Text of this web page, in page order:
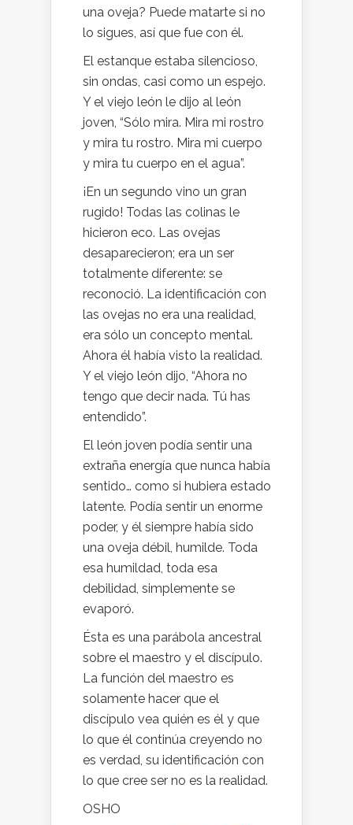
una oveja? Puede matarte si no
lo sigues, así que fue con él.
El estanque estaba silencioso,
sin ondas, casi como un espejo.
Y el viejo león le dijo al león
joven, “Sólo mira. Mira mi rostro
y mira tu rostro. Mira mi cuerpo
y mira tu cuerpo en el agua”.
¡En un segundo vino un gran
rugido! Todas las colinas le
hicieron eco. Las ovejas
desaparecieron; era un ser
totalmente diferente: se
reconoció. La identificación con
las ovejas no era una realidad,
era sólo un concepto mental.
Ahora él había visto la realidad.
Y el viejo león dijo, “Ahora no
tengo que decir nada. Tú has
entendido”.
El león joven podía sentir una
extraña energía que nunca había
sentido… como si hubiera estado
latente. Podía sentir un enorme
poder, y él siempre había sido
una oveja débil, humilde. Toda
esa humildad, toda esa
debilidad, simplemente se
evaporó.
Ésta es una parábola ancestral
sobre el maestro y el discípulo.
La función del maestro es
solamente hacer que el
discípulo vea quién es él y que
lo que él continúa creyendo no
es verdad, su identificación con
lo que cree ser no es la realidad.
OSHO